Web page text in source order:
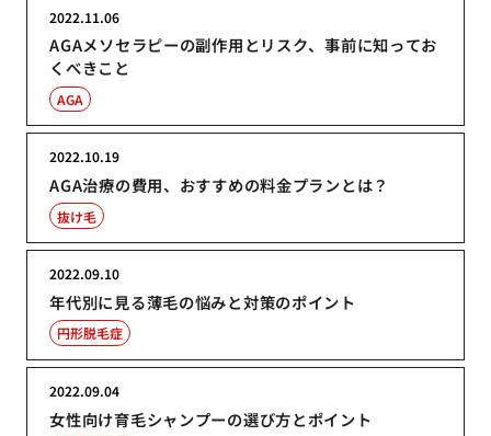
AGAメソセラピーの副作用とリスク、事前に知ってお
くべきこと
2022.11.06
AGA
AGA治療の費用、おすすめの料金プランとは？
2022.10.19
抜け毛
年代別に見る薄毛の悩みと対策のポイント
2022.09.10
円形脱毛症
女性向け育毛シャンプーの選び方とポイント
2022.09.04